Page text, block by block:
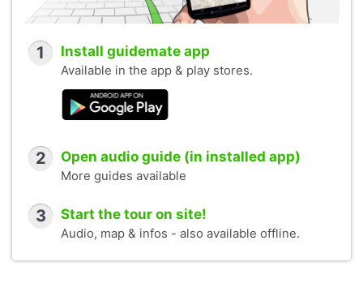
1 Install guidemate app
Available in the app & play stores.
2 Open audio guide (in installed app)
More guides available
3 Start the tour on site!
Audio, map & infos - also available offline.